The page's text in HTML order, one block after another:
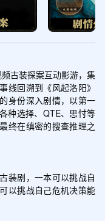
古装探案互动影游，集
线回溯到《风起洛阳》
身份深入剧情，以第一
种选择、QTE、思忖等
终在缜密的搜查推理之
装剧，一本可以挑战自
以挑战自己危机决策能